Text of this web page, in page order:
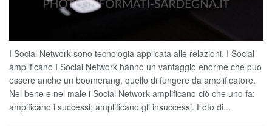
I Social Network sono tecnologia applicata alle relazioni. I Social
amplificano I Social Network hanno un vantaggio enorme che può
essere anche un boomerang, quello di fungere da amplificatore.
Nel bene e nel male i Social Network amplificano ciò che uno fa:
ampificano i successi; amplificano gli insuccessi. Foto di...